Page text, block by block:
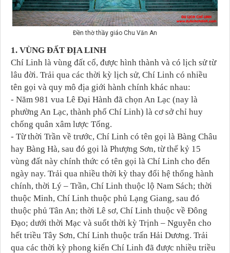
Đền thờ thầy giáo Chu Văn An
1. VÙNG ĐẤT ĐỊA LINH
Chí Linh là vùng đất cổ, được hình thành và có lịch sử từ
lâu đời. Trải qua các thời kỳ lịch sử, Chí Linh có nhiều
tên gọi và quy mô địa giới hành chính khác nhau:
- Năm 981 vua Lê Đại Hành đã chọn An Lạc (nay là
phường An Lạc, thành phố Chí Linh) là cơ sở chỉ huy
chống quân xâm lược Tống.
- Từ thời Trần về trước, Chí Linh có tên gọi là Bàng Châu
hay Bàng Hà, sau đó gọi là Phượng Sơn, từ thế kỷ 15
vùng đất này chính thức có tên gọi là Chí Linh cho đến
ngày nay. Trải qua nhiều thời kỳ thay đổi hệ thống hành
chính, thời Lý – Trần, Chí Linh thuộc lộ Nam Sách; thời
thuộc Minh, Chí Linh thuộc phủ Lạng Giang, sau đó
thuộc phủ Tân An; thời Lê sơ, Chí Linh thuộc về Đông
Đạo; dưới thời Mạc và suốt thời kỳ Trịnh – Nguyễn cho
hết triều Tây Sơn, Chí Linh thuộc trấn Hải Dương. Trải
qua các thời kỳ phong kiến Chí Linh đã được nhiều triều